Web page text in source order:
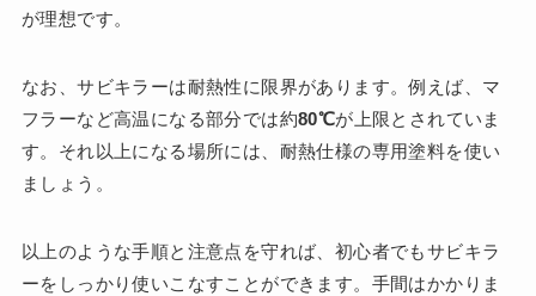
が理想です。
なお、サビキラーは耐熱性に限界があります。例えば、マ
フラーなど高温になる部分では約80℃が上限とされていま
す。それ以上になる場所には、耐熱仕様の専用塗料を使い
ましょう。
以上のような手順と注意点を守れば、初心者でもサビキラ
ーをしっかり使いこなすことができます。手間はかかりま